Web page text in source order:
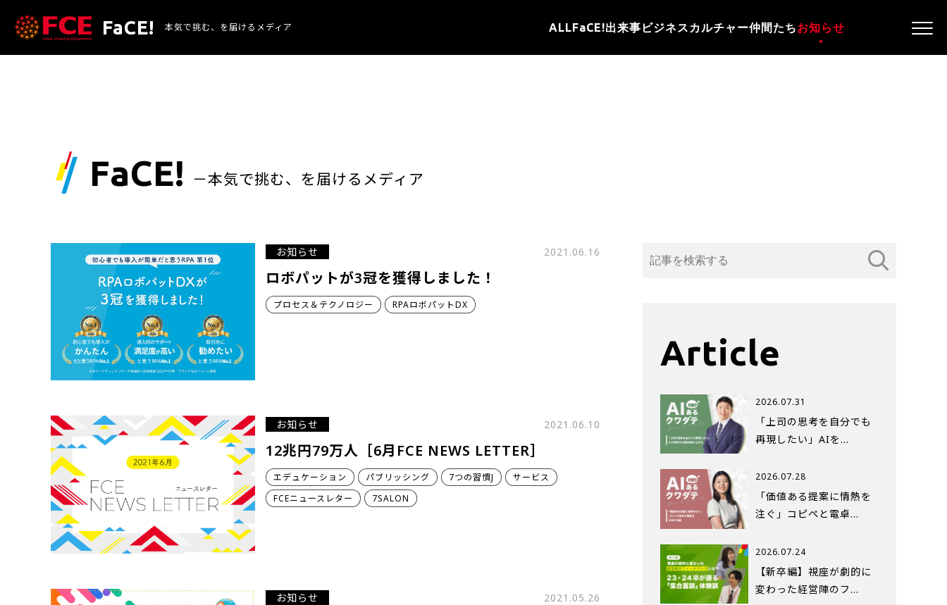
FaCE! 本気で挑む、を届けるメディア ALLFaCE!出来事 ビジネス カルチャー仲間たちお知らせ
FaCE! －本気で挑む、を届けるメディア
お知らせ 2021.06.16
ロボパットが3冠を獲得しました！
プロセス＆テクノロジー RPAロボパットDX
お知らせ 2021.06.10
12兆円79万人［6月FCE NEWS LETTER］
エデュケーション パブリッシング 7つの習慣J
サービス
FCEニュースレター
7SALON
お知らせ 2021.05.26
Article
2026.07.31
「上司の思考を自分でも
再現したい」AIを…
2026.07.28
「価値ある提案に情熱を
注ぐ」コピペと電卓…
2026.07.24
【新卒編】視座が劇的に
変わった経営陣のフ…